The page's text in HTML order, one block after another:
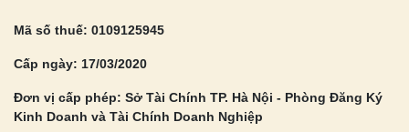
Mã số thuế: 0109125945
Cấp ngày: 17/03/2020
Đơn vị cấp phép: Sở Tài Chính TP. Hà Nội - Phòng Đăng Ký
Kinh Doanh và Tài Chính Doanh Nghiệp